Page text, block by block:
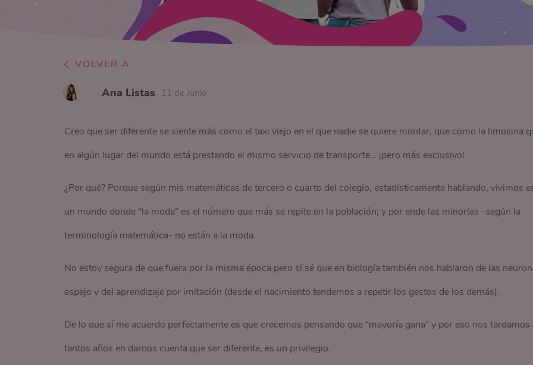
VOLVER A
Ana Listas 11 de Junio
Creo que ser diferente se siente más como el taxi viejo en el que nadie se quiere montar, que como la limosina
en algún lugar del mundo está prestando el mismo servicio de transporte… ¡pero más exclusivo!
¿Por qué? Porque según mis matemáticas de tercero o cuarto del colegio, estadísticamente hablando, vivimos
un mundo donde “la moda” es el número que más se repite en la población; y por ende las minorías -según la
terminología matemática- no están a la moda.
No estoy segura de que fuera por la misma época pero sí sé que en biología también nos hablaron de las
espejo y del aprendizaje por imitación (desde el nacimiento tendemos a repetir los gestos de los demás).
De lo que sí me acuerdo perfectamente es que crecemos pensando que “mayoría gana” y por eso nos tardamos
tantos años en darnos cuenta que ser diferente, es un privilegio.